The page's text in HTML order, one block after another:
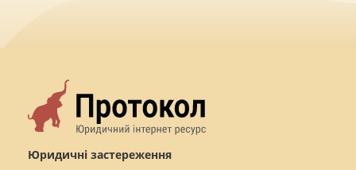
Юридичні застереження